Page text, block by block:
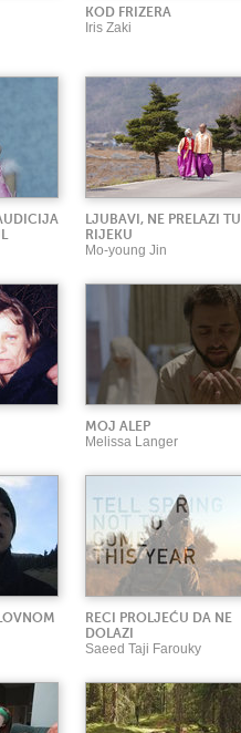
KOD FRIZERA
Iris Zaki
LJUBAVI, NE PRELAZI TU
RIJEKU
Mo-young Jin
MOJ ALEP
Melissa Langer
RECI PROLJEĆU DA NE
DOLAZI
Saeed Taji Farouky